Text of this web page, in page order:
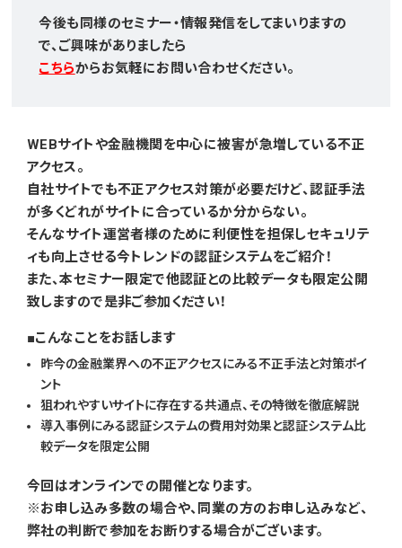
今後も同様のセミナー・情報発信をしてまいりますの
で、ご興味がありましたら
こちらからお気軽にお問い合わせください。
WEBサイトや金融機関を中心に被害が急増している不正
アクセス。
自社サイトでも不正アクセス対策が必要だけど、認証手法
が多くどれがサイトに合っているか分からない。
そんなサイト運営者様のために利便性を担保しセキュリテ
ィも向上させる今トレンドの認証システムをご紹介！
また、本セミナー限定で他認証との比較データも限定公開
致しますので是非ご参加ください！
こんなことをお話します
昨今の金融業界への不正アクセスにみる不正手法と対策ポイ
ント
狙われやすいサイトに存在する共通点、その特徴を徹底解説
導入事例にみる認証システムの費用対効果と認証システム比
較データを限定公開
今回はオンラインでの開催となります。
※お申し込み多数の場合や、同業の方のお申し込みなど、
弊社の判断で参加をお断りする場合がございます。